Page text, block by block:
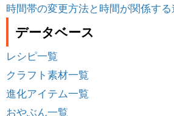
時間帯の変更方法と時間が関係す
データベース
レシピ一覧
クラフト素材一覧
進化アイテム一覧
おやぶん一覧